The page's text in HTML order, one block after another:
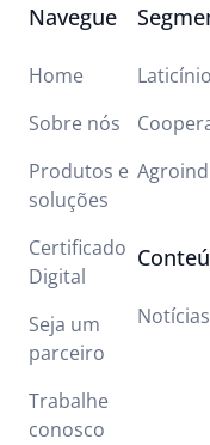
Navegue
Home
Sobre nós
Produtos e
soluções
Certificado
Digital
Seja um
parceiro
Trabalhe
conosco
Notícias